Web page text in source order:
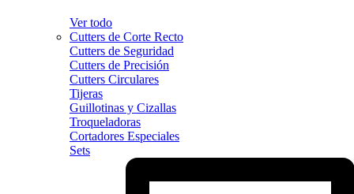
Ver todo
Cutters de Corte Recto
Cutters de Seguridad
Cutters de Precisión
Cutters Circulares
Tijeras
Guillotinas y Cizallas
Troqueladoras
Cortadores Especiales
Sets